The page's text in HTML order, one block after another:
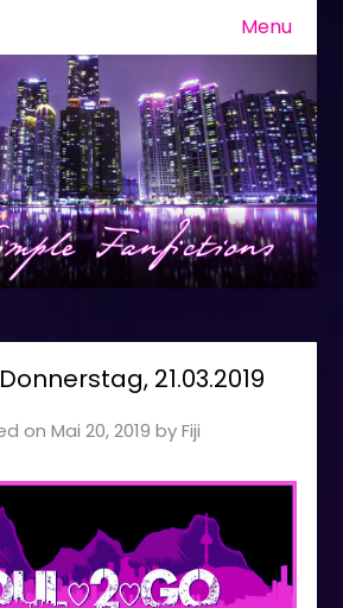
Menu
21.03.2019
on Mai 20, 2019 byFiji